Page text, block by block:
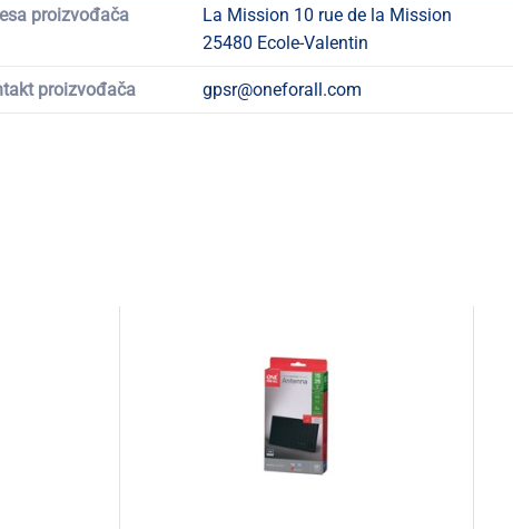
proizvođača
La Mission 10 rue de la Mission
25480 Ecole-Valentin
proizvođača gpsr@oneforall.com